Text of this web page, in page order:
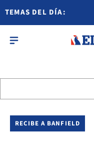
TEMAS DEL DÍA:
RECIBE A BANFIELD